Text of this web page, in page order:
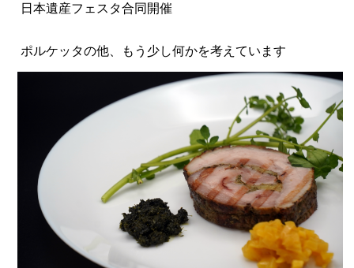
日本遺産フェスタ合同開催
ポルケッタの他、もう少し何かを考えています